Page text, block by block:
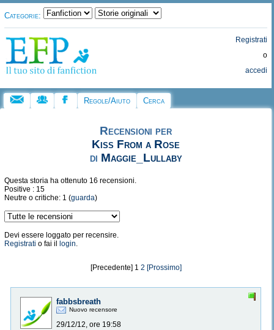
Categorie:
Registrati
o
accedi
Regole/Aiuto Cerca
Recensioni per
Kiss From a Rose
di Maggie_Lullaby
Questa storia ha ottenuto 16 recensioni.
Positive : 15
Neutre o critiche: 1 (guarda)
Devi essere loggato per recensire.
Registrati o fai il login.
[Precedente] 1 2 [Prossimo]
fabbsbreath
Nuovo recensore
29/12/12, ore 19:58